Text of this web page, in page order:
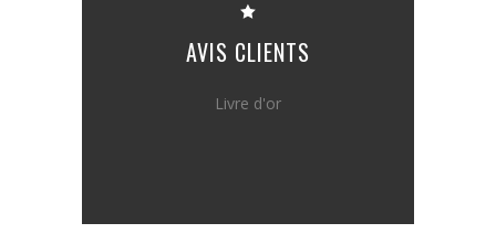
AVIS CLIENTS
Livre d'or